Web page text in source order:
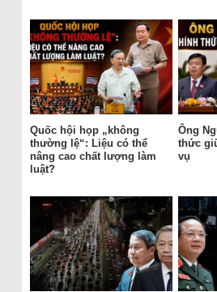
Quốc hội họp „không
thường lệ“: Liệu có thể
nâng cao chất lượng làm
luật?
Ông
thức
vụ